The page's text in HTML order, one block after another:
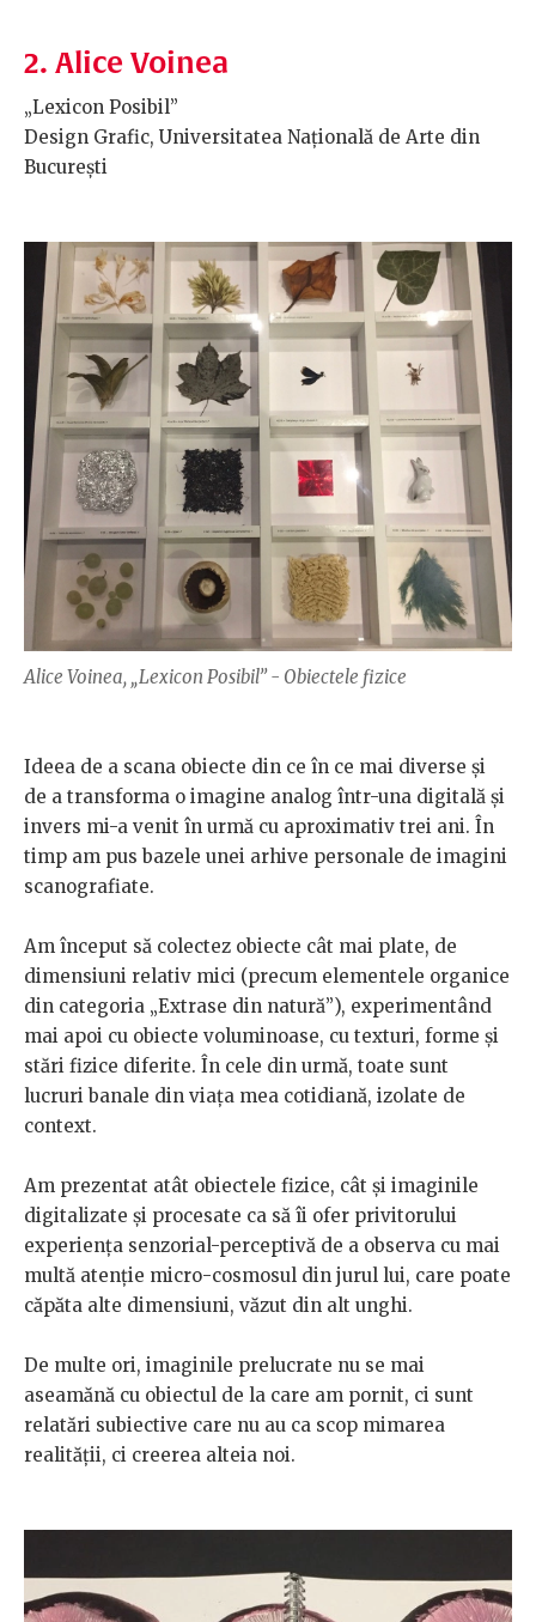
2. Alice Voinea
„Lexicon Posibil”
Design Grafic, Universitatea Națională de Arte din
București
Alice Voinea, „Lexicon Posibil” - Obiectele fizice
Ideea de a scana obiecte din ce în ce mai diverse și
de a transforma o imagine analog într-una digitală și
invers mi-a venit în urmă cu aproximativ trei ani. În
timp am pus bazele unei arhive personale de imagini
scanografiate.
Am început să colectez obiecte cât mai plate, de
dimensiuni relativ mici (precum elementele organice
din categoria „Extrase din natură”), experimentând
mai apoi cu obiecte voluminoase, cu texturi, forme și
stări fizice diferite. În cele din urmă, toate sunt
lucruri banale din viața mea cotidiană, izolate de
context.
Am prezentat atât obiectele fizice, cât și imaginile
digitalizate și procesate ca să îi ofer privitorului
experiența senzorial-perceptivă de a observa cu mai
multă atenție micro-cosmosul din jurul lui, care poate
căpăta alte dimensiuni, văzut din alt unghi.
De multe ori, imaginile prelucrate nu se mai
aseamănă cu obiectul de la care am pornit, ci sunt
relatări subiective care nu au ca scop mimarea
realității, ci creerea alteia noi.